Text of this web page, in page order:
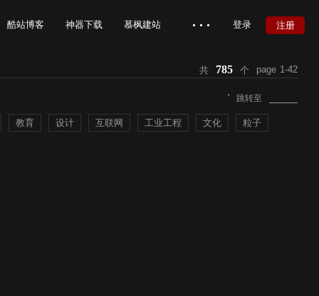
酷站博客 神器下载 慕枫建站 登录 注册
共 785 个 page 1-42
教育 设计 互联网 工业工程 文化 粒子
跳转至